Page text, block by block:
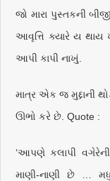
જો મારા પુસ્તકની
આવૃત્તિ ક્યારે ય થાય
આપી કાપી નાખું.
માત્ર એક જ મુદ્દાની
ઊભો કરે છે. Quote :
‘આપણે કલાપી
માણી-નાણી છે …